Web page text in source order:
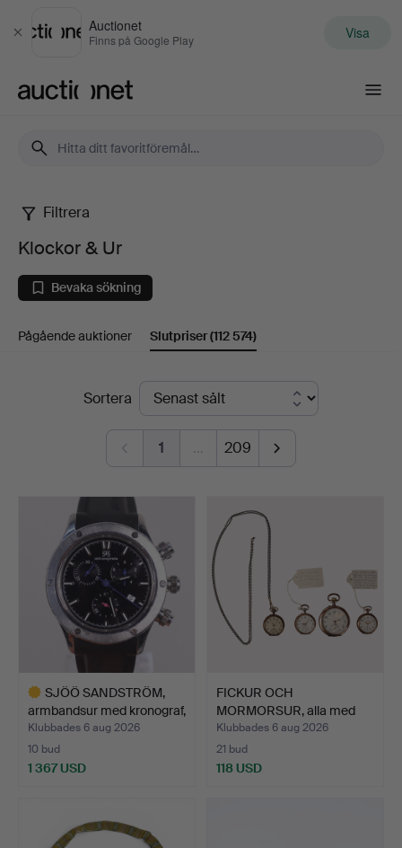
Stäng
Auctionet
Finns på Google Play Visa
Klockor
Ur
Filtrera
Klockor & Ur
Bevaka sökning
Pågående auktioner Slutpriser(112 574)
SlutpriserSortera
1 … 209
SJÖÖ SANDSTRÖM,
armbandsur med kronograf,
…
Klubbades 6 aug 2026
10 bud
1 367 USD
FICKUR OCH
MORMORSUR, alla med
silverboett…
Klubbades 6 aug 2026
21 bud
118 USD